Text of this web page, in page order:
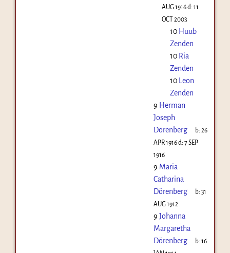
AUG 1916d: 11
OCT 2003
10 Huub
Zenden
10 Ria
Zenden
10 Leon
Zenden
9 Herman
Joseph
Dörenberg
b:26
APR 1916d: 7 SEP
1916
9 Maria
Catharina
Dörenberg
b:31
AUG 1912
9 Johanna
Margaretha
Dörenberg
b:16